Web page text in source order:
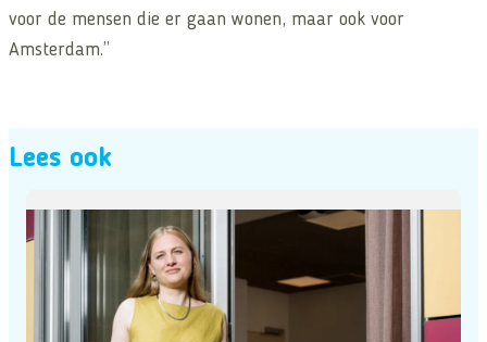
voor de mensen die er gaan wonen, maar ook voor
Amsterdam.”
Lees ook